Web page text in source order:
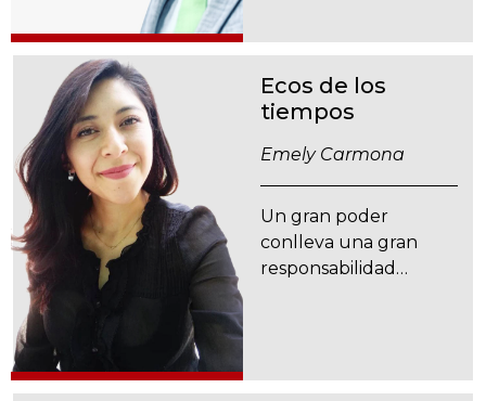
Ecos de los
tiempos
Emely Carmona
Un gran poder
conlleva una gran
responsabilidad…